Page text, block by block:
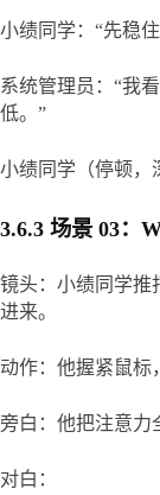
小绩同学：“先稳
系统管理员：“我
低。”
小绩同学（停顿，
3.6.3 场景 03：
镜头：小绩同学推
进来。
动作：他握紧鼠标
旁白：他把注意力
对白：